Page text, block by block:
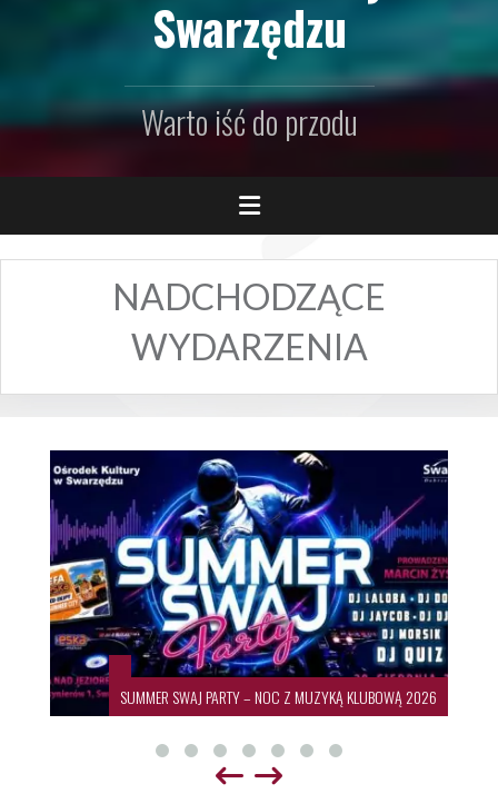
Swarzędzu
Warto iść do przodu
NADCHODZĄCE
WYDARZENIA
SUMMER SWAJ PARTY – NOC Z MUZYKĄ KLUBOWĄ 2026